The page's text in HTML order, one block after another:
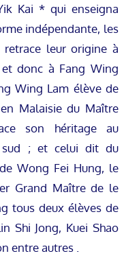
Kai * qui enseigna
indépendante, les
leur origine à
donc à Fang Wing
Wing Lam élève de
Malaisie du Maître
son héritage au
sud ; et celui dit du
Wong Fei Hung, le
Grand Maître de le
tous deux élèves de
Shi Jong, Kuei Shao
entre autres .